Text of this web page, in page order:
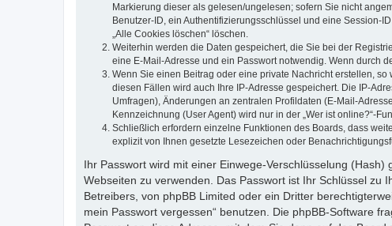
Markierung dieser als gelesen/ungelesen; sofern Sie nicht
Benutzer-ID, ein Authentifizierungsschlüssel und eine Session-
„Alle Cookies löschen“ löschen.
Weiterhin werden die Daten gespeichert, die Sie bei der
eine E-Mail-Adresse und ein Passwort notwendig. Wenn durch
Wenn Sie einen Beitrag oder eine private Nachricht erstellen,
diesen Fällen wird auch Ihre IP-Adresse gespeichert. Die IP-
Umfragen), Änderungen an zentralen Profildaten (E-Mail-
Kennzeichnung (User Agent) wird nur in der „Wer ist online?“-
Schließlich erfordern einzelne Funktionen des Boards, dass
explizit von Ihnen gesetzte Lesezeichen oder
Ihr Passwort wird mit einer Einwege-Verschlüsselung
Webseiten zu verwenden. Das Passwort ist Ihr Schlüssel
Betreibers, von phpBB Limited oder ein Dritter
mein Passwort vergessen“ benutzen. Die phpBB-Software